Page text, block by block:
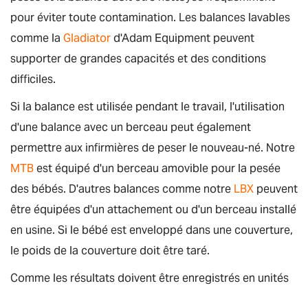
pour éviter toute contamination. Les balances lavables
comme la Gladiatord'Adam Equipment peuvent
supporter de grandes capacités et des conditions
difficiles.
Si la balance est utilisée pendant le travail, l'utilisation
d'une balance avec un berceau peut également
permettre aux infirmières de peser le nouveau-né. Notre
MTBest équipé d'un berceau amovible pour la pesée
des bébés. D'autres balances comme notre LBX peuvent
être équipées d'un attachement ou d'un berceau installé
en usine. Si le bébé est enveloppé dans une couverture,
le poids de la couverture doit être taré.
Comme les résultats doivent être enregistrés en unités